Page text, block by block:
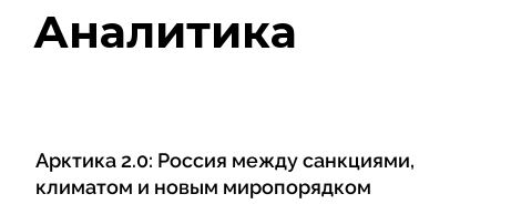
Аналитика
Арктика 2.0: Россия между санкциями,
климатом и новым миропорядком